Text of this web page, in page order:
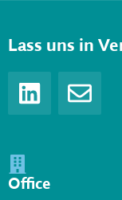
Lass uns in
Office